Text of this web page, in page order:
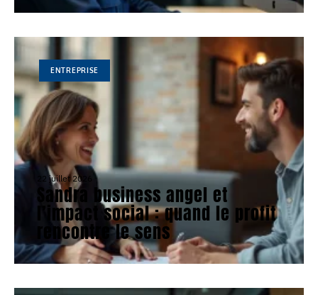
ENTREPRISE
22 juillet 2026
Sandra business angel et
l’impact social : quand le profit
rencontre le sens